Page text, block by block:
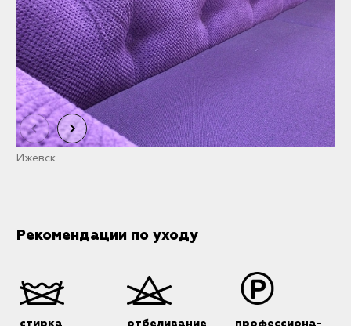
Ижевск
Рекомендации по уходу
стирка
отбеливание
профессиона-